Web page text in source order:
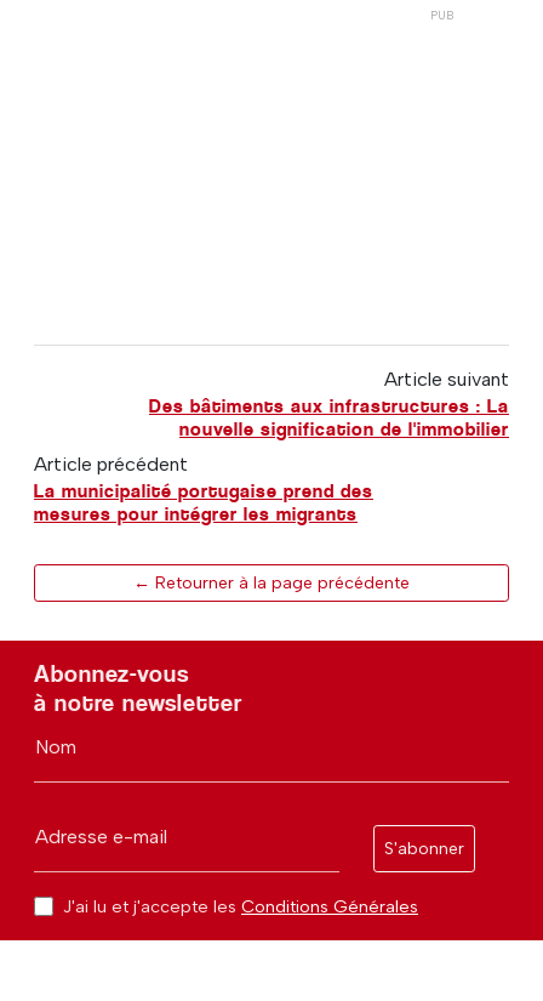
Article suivant
Des bâtiments aux infrastructures : La
nouvelle signification de l'immobilier
Article précédent
La municipalité portugaise prend des
mesures pour intégrer les migrants
← Retourner à la page précédente
Abonnez-vous
à notre newsletter
Nom
Adresse e-mail
S'abonner
J'ai lu et j'accepte les Conditions Générales